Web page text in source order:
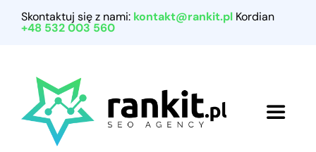
PrzejdźSkontaktuj się z nami: kontakt@rankit.plKordian
+48 532 003 560
Toggle